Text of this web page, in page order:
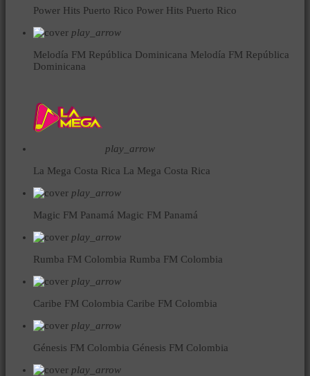
Power Hits Puerto Rico Power Hits Puerto Rico
play_arrow
Melodía FM República Dominicana Melodía FM República
Dominicana
play_arrow
La Mega Costa Rica La Mega Costa Rica
play_arrow
Magic FM Panamá Magic FM Panamá
play_arrow
Rumba FM Colombia Rumba FM Colombia
play_arrow
Caribe FM Colombia Caribe FM Colombia
play_arrow
Génesis FM Colombia Génesis FM Colombia
play_arrow